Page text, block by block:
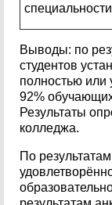
Выводы: по
студентов
полностью или
92%
Результаты
колледжа.
По